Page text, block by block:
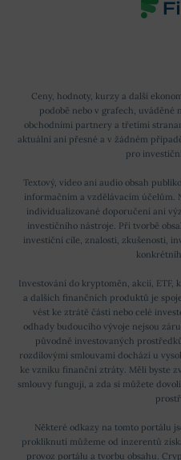
Ceny, hodnoty, kurzy a další
podobě nebo v grafech, uváděné
obchodními partnery a třetími
aktuální ani přesné a v žádném
pro
Textový, video ani audio obsah
informačním a vzdělávacím účelům.
individualizované doporučení ani
investičního nástroje. Při tvorbě
investiční cíle, znalosti, zkušenosti,
Investování do kryptoměn, akcií, ETF,
a dalších finančních produktů je
vést ke ztrátě části nebo celé
odhady budoucího vývoje nejsou
původně investovaných
rozdílovými smlouvami dochází u
ke vzniku finanční ztráty. Měli byste
smlouvy fungují, a zda si můžete
Některé odkazy na tomto portálu
prokliknutí můžeme od inzerentů
provoz portálu a tvorbu obsahu.